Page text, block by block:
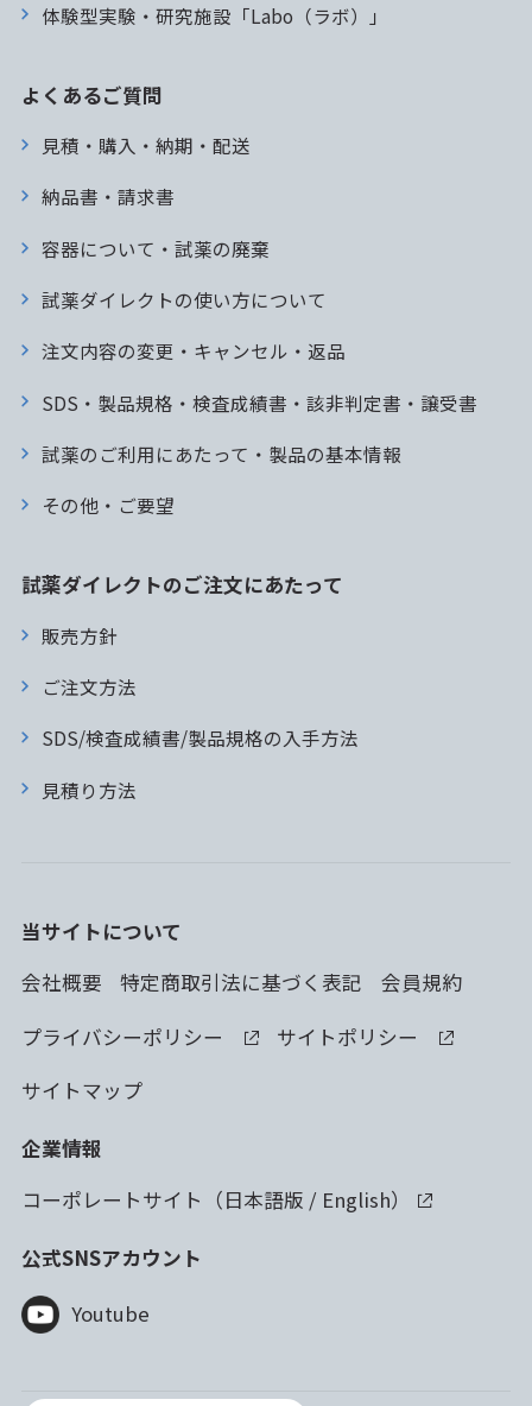
体験型実験・研究施設「Labo（ラボ）」
よくあるご質問
見積・購入・納期・配送
納品書・請求書
容器について・試薬の廃棄
試薬ダイレクトの使い方について
注文内容の変更・キャンセル・返品
SDS・製品規格・検査成績書・該非判定書・譲受書
試薬のご利用にあたって・製品の基本情報
その他・ご要望
試薬ダイレクトのご注文にあたって
販売方針
ご注文方法
SDS/検査成績書/製品規格の入手方法
見積り方法
当サイトについて
会社概要
特定商取引法に基づく表記
会員規約
プライバシーポリシー
サイトポリシー
サイトマップ
企業情報
コーポレートサイト（日本語版 / English）
公式SNSアカウント
Youtube